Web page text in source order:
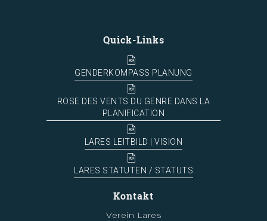
Quick-Links
GENDERKOMPASS PLANUNG
ROSE DES VENTS DU GENRE DANS LA
PLANIFICATION
LARES LEITBILD | VISION
LARES STATUTEN / STATUTS
Kontakt
Verein Lares